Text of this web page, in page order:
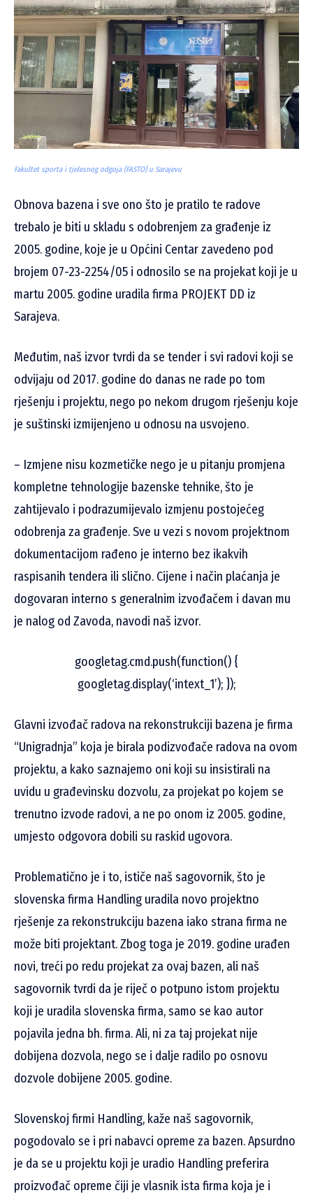
Fakultet sporta i tjelesnog odgoja (FASTO) u Sarajevu
Obnova bazena i sve ono što je pratilo te radove
trebalo je biti u skladu s odobrenjem za građenje iz
2005. godine, koje je u Općini Centar zavedeno pod
brojem 07-23-2254/05 i odnosilo se na projekat koji je u
martu 2005. godine uradila firma PROJEKT DD iz
Sarajeva.
Međutim, naš izvor tvrdi da se tender i svi radovi koji se
odvijaju od 2017. godine do danas ne rade po tom
rješenju i projektu, nego po nekom drugom rješenju koje
je suštinski izmijenjeno u odnosu na usvojeno.
– Izmjene nisu kozmetičke nego je u pitanju promjena
kompletne tehnologije bazenske tehnike, što je
zahtijevalo i podrazumijevalo izmjenu postojećeg
odobrenja za građenje. Sve u vezi s novom projektnom
dokumentacijom rađeno je interno bez ikakvih
raspisanih tendera ili slično. Cijene i način plaćanja je
dogovaran interno s generalnim izvođačem i davan mu
je nalog od Zavoda, navodi naš izvor.
googletag.cmd.push(function() {
googletag.display(‘intext_1’); });
Glavni izvođač radova na rekonstrukciji bazena je firma
“Unigradnja” koja je birala podizvođače radova na ovom
projektu, a kako saznajemo oni koji su insistirali na
uvidu u građevinsku dozvolu, za projekat po kojem se
trenutno izvode radovi, a ne po onom iz 2005. godine,
umjesto odgovora dobili su raskid ugovora.
Problematično je i to, ističe naš sagovornik, što je
slovenska firma Handling uradila novo projektno
rješenje za rekonstrukciju bazena iako strana firma ne
može biti projektant. Zbog toga je 2019. godine urađen
novi, treći po redu projekat za ovaj bazen, ali naš
sagovornik tvrdi da je riječ o potpuno istom projektu
koji je uradila slovenska firma, samo se kao autor
pojavila jedna bh. firma. Ali, ni za taj projekat nije
dobijena dozvola, nego se i dalje radilo po osnovu
dozvole dobijene 2005. godine.
Slovenskoj firmi Handling, kaže naš sagovornik,
pogodovalo se i pri nabavci opreme za bazen. Apsurdno
je da se u projektu koji je uradio Handling preferira
proizvođač opreme čiji je vlasnik ista firma koja je i